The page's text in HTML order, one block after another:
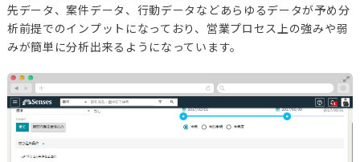
先データ、案件データ、行動データなどあらゆるデータが予め分
析前提でのインプットになっており、営業プロセス上の強みや弱
みが簡単に分析出来るようになっています。